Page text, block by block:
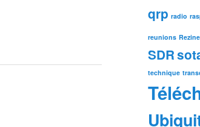
qrp radio
reunions Rezine
SDR
technique